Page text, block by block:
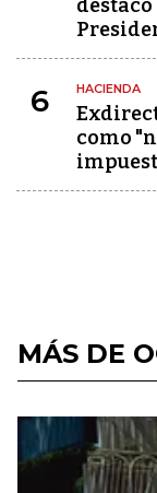
6 HACIENDA
como
MÁS DE